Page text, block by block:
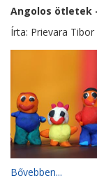
Angolos ötletek
Írta: Prievara Tibor
Bővebben...